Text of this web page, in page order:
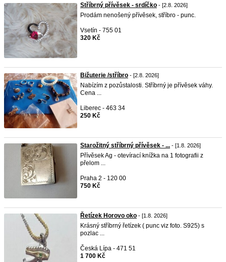
Stříbrný přívěsek - srdíčko - [2.8. 2026]
Prodám nenošený přívěsek, stříbro - punc.
Vsetín - 755 01
320 Kč
Bižuterie /stříbro - [2.8. 2026]
Nabízím z pozůstalosti. Stříbrný je přívěsek váhy.
Cena ...
Liberec - 463 34
250 Kč
Starožitný stříbrný přívěsek - ... - [1.8. 2026]
Přívěsek Ag - otevírací knížka na 1 fotografii z
přelom ...
Praha 2 - 120 00
750 Kč
Řetízek Horovo oko - [1.8. 2026]
Krásný stříbrný řetízek ( punc viz foto. S925) s
pozlac ...
Česká Lípa - 471 51
1 700 Kč